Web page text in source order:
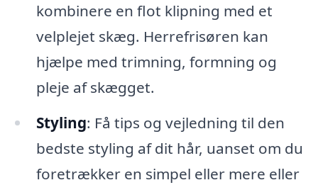
kombinere en flot klipning med et
velplejet skæg. Herrefrisøren kan
hjælpe med trimning, formning og
pleje af skægget.
Styling: Få tips og vejledning til den
bedste styling af dit hår, uanset om du
foretrækker en simpel eller mere eller